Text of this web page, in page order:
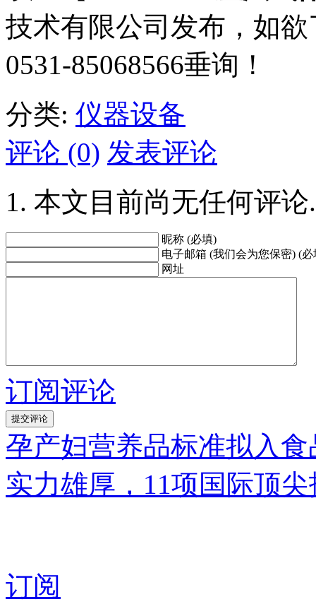
技术有限公司发布，如
0531-85068566垂询！
分类: 仪器设备
评论 (0) 发表评论
本文目前尚无任何评论.
昵称 (必填)
电子邮箱 (我们会为您保密) (必
网址
订阅评论
孕产妇营养品标准拟入
实力雄厚，11项国际顶
订阅